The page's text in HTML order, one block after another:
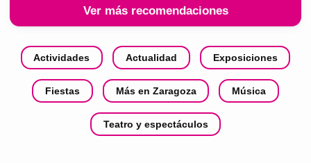
Ver más recomendaciones
Actividades Actualidad Exposiciones
Fiestas Más en Zaragoza Música
Teatro y espectáculos